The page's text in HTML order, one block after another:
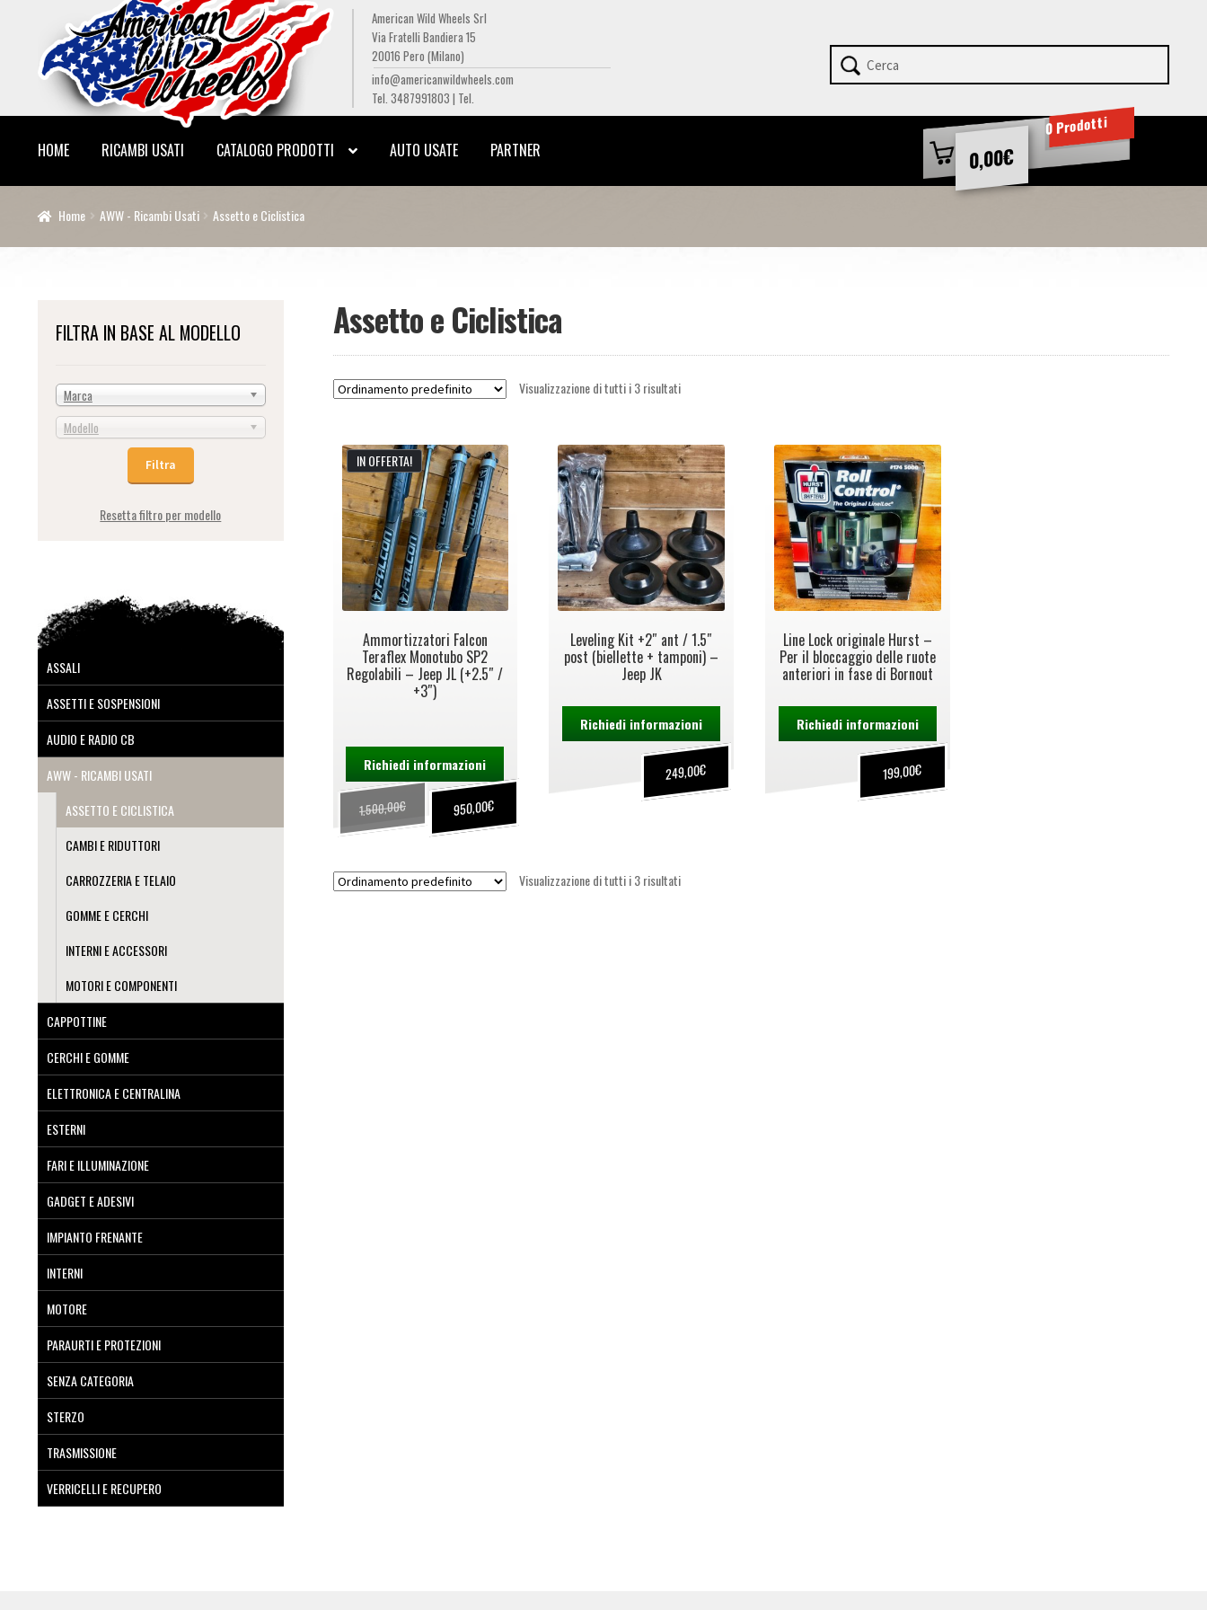
Vai
alla
navigazione
Vai
al
contenuto
HOME RICAMBI USATI CATALOGO PRODOTTI AUTO USATE PARTNER 0,00€
0 Prodotti
Home AWW - Ricambi Usati Assetto e Ciclistica
American Wild Wheels Srl
Via Fratelli Bandiera 15
20016 Pero (Milano)
info@americanwildwheels.com
Tel. 3487991803 | Tel.
Assetto e Ciclistica
Visualizzazione di tutti i 3 risultati
Ammortizzatori Falcon
Teraflex Monotubo SP2
Regolabili – Jeep JL (+2.5″ /
+3″)
IN OFFERTA!
1.500,00€ 950,00€
Richiedi informazioni
Leveling Kit +2″ ant / 1.5″
post (biellette + tamponi) –
Jeep JK
249,00€
Richiedi informazioni
Line Lock originale Hurst –
Per il bloccaggio delle ruote
anteriori in fase di Bornout
199,00€
Richiedi informazioni
Visualizzazione di tutti i 3 risultati
FILTRA IN BASE AL MODELLO
Marca
Modello
Resetta filtro per modello
ASSALI
ASSETTI E SOSPENSIONI
AUDIO E RADIO CB
AWW - RICAMBI USATI
ASSETTO E CICLISTICA
CAMBI E RIDUTTORI
CARROZZERIA E TELAIO
GOMME E CERCHI
INTERNI E ACCESSORI
MOTORI E COMPONENTI
CAPPOTTINE
CERCHI E GOMME
ELETTRONICA E CENTRALINA
ESTERNI
FARI E ILLUMINAZIONE
GADGET E ADESIVI
IMPIANTO FRENANTE
INTERNI
MOTORE
PARAURTI E PROTEZIONI
SENZA CATEGORIA
STERZO
TRASMISSIONE
VERRICELLI E RECUPERO